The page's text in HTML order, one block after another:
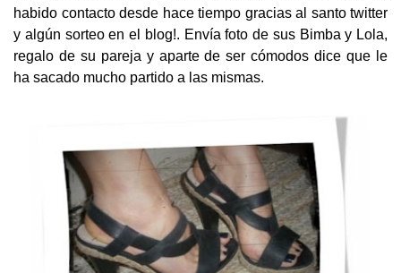
habido contacto desde hace tiempo gracias al santo twitter
y algún sorteo en el blog!. Envía foto de sus Bimba y Lola,
regalo de su pareja y aparte de ser cómodos dice que le
ha sacado mucho partido a las mismas.